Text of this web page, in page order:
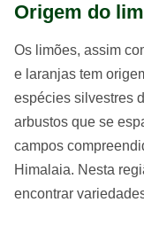
Origem do
Os limões, assim
e laranjas tem
espécies silvestres
arbustos que se
campos
Himalaia. Nesta
encontrar